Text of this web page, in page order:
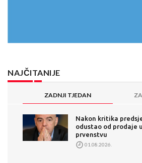
NAJČITANIJE
ZADNJI TJEDAN
Nakon kritika
odustao od prodaje
prvenstvu
01.08.2026.